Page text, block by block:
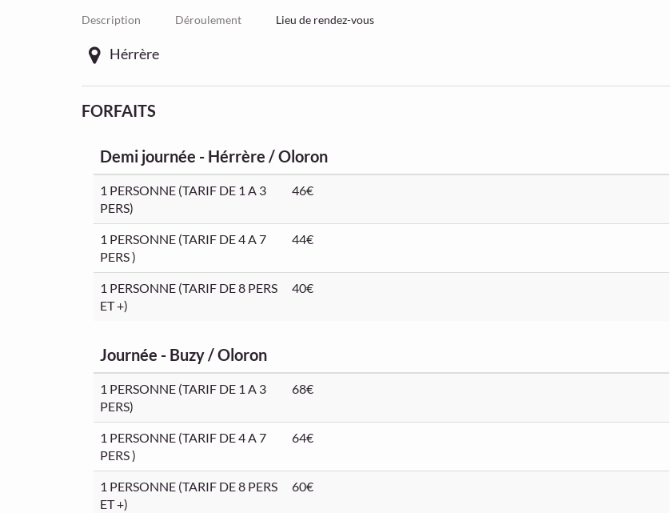
Description Déroulement Lieu de rendez-vous
Hérrère
FORFAITS
Demi journée - Hérrère / Oloron
1 PERSONNE (TARIF DE 1 A 3
PERS)
46€
1 PERSONNE (TARIF DE 4 A 7
PERS )
44€
1 PERSONNE (TARIF DE 8 PERS
ET +)
40€
Journée - Buzy / Oloron
1 PERSONNE (TARIF DE 1 A 3
PERS)
68€
1 PERSONNE (TARIF DE 4 A 7
PERS )
64€
1 PERSONNE (TARIF DE 8 PERS
ET +)
60€